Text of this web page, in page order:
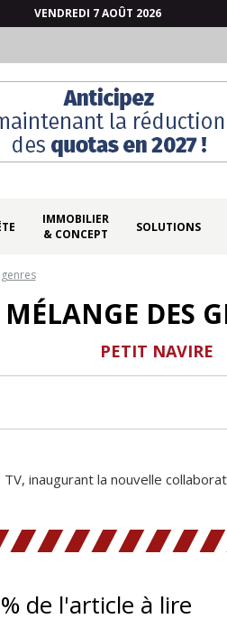
VENDREDI 7 AOÛT 2026
IMMOBILIER
& CONCEPT
SOLUTIONS
MÉLANGE DES
PETIT NAVIRE
inaugurant la nouvelle
de l'article à lire